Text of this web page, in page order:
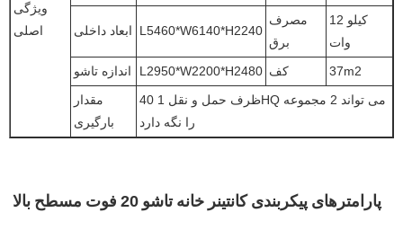
ویژگی
اصلی
ابعاد داخلی L5460*W6140*H2240
مصرف
برق
12 کیلو
وات
اندازه تاشو
L2950*W2200*H2480 کف
37m2
مقدار
بارگیری
ظرف حمل و نقل 1 40HQ می تواند 2 مجموعه
را نگه دارد
پارامترهای پیکربندی کانتینر خانه تاشو 20 فوت مسطح بالا